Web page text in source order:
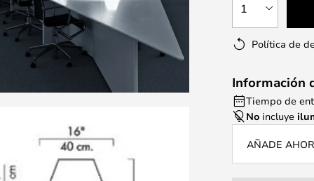
1
Política de
Información
Tiempo de
No incluye
AÑADE